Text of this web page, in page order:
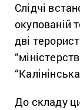
Слідчі
окупованій
дві
До складу